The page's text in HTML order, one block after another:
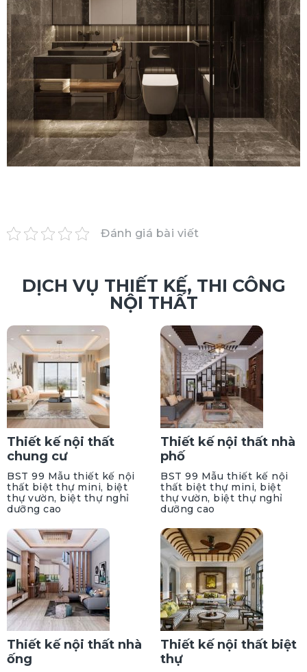
Đánh giá bài viết
DỊCH VỤ THIẾT KẾ, THI CÔNG
NỘI THẤT
Thiết kế nội thất
chung cư
BST 99 Mẫu thiết kế nội
thất biệt thự mini, biệt
thự vườn, biệt thự nghỉ
dưỡng cao
Thiết kế nội thất nhà
phố
BST 99 Mẫu thiết kế nội
thất biệt thự mini, biệt
thự vườn, biệt thự nghỉ
dưỡng cao
Thiết kế nội thất nhà
ống
Thiết kế nội thất biệt
thự